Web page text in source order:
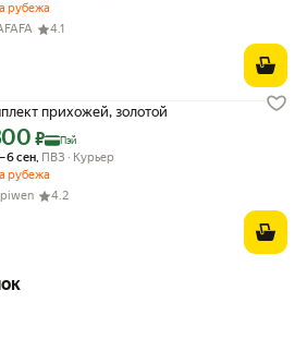
рубежа
4.1
прихожей, золотой
с картой Яндекс Пэй 3300 ₽ вместо
₽ Пэй
6 сен, ПВЗ
Курьер
рубежа
4.2